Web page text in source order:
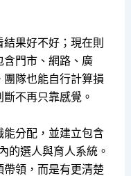
果好不好；現在則
含門市、網路、廣
隊也能自行計算損
不再只靠感覺。
分配，並建立包含
的選人與育人系統。
領，而是有更清楚